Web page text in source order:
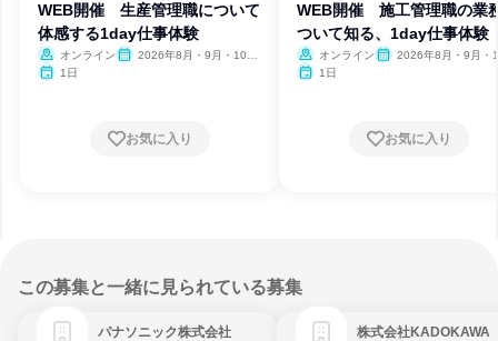
WEB開催 生産管理職について
体感する1day仕事体験
オンライン
2026年8月・9月・10
1日
お気に入り
WEB開催 施工管理職の業
ついて知る、1day仕事体験
オンライン
2026年8月・9月・
1日
お気に入り
この募集と一緒に見られている募集
パナソニック株式会社 株式会社KADOKAWA